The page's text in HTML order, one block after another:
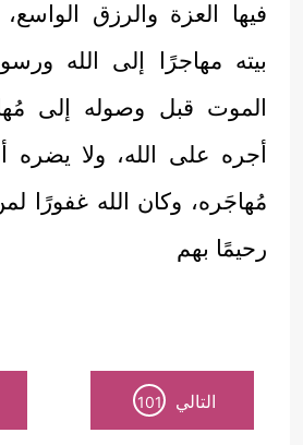
فيها العزة والرزق
بيته مهاجرًا إلى الله
الموت قبل وصوله إلى
أجره على الله، ولا يضره
مُهاجَره، وكان الله غفورًا
رحيمًا بهم
التالي 101